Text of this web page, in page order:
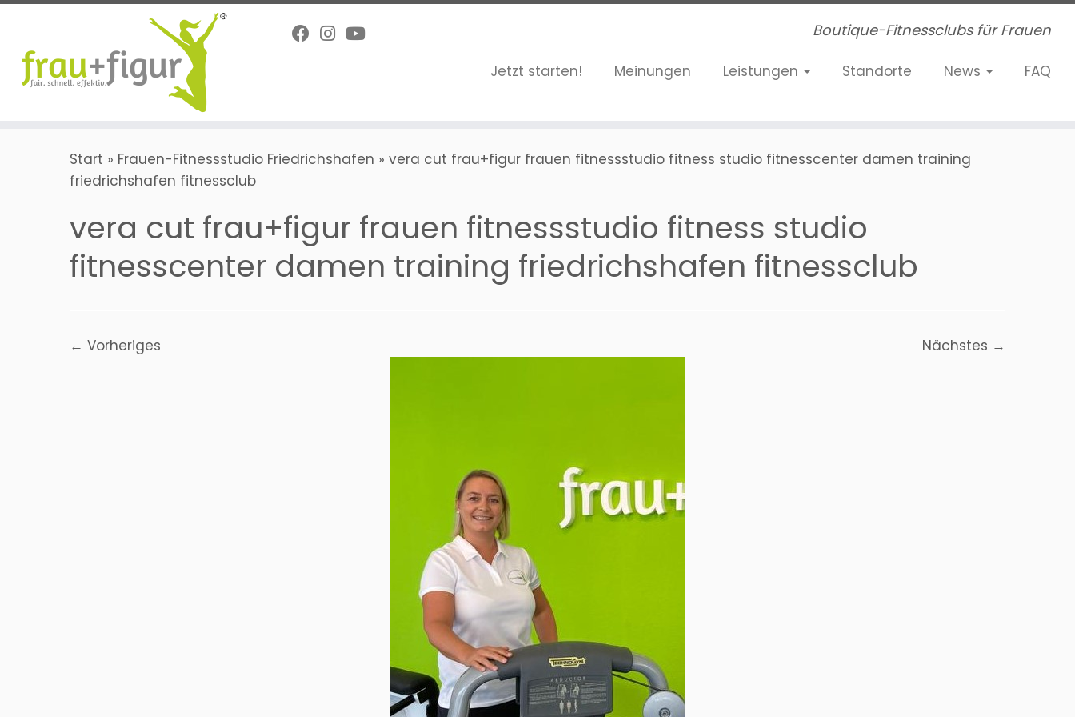
Zum
springen
Boutique-Fitnessclubs für Frauen
Jetzt starten! Meinungen Leistungen Standorte News FAQ
Start » Frauen-Fitnessstudio Friedrichshafen » vera cut frau+figur frauen fitnessstudio fitness studio fitnesscenter damen training
friedrichshafen fitnessclub
vera cut frau+figur frauen fitnessstudio fitness studio
fitnesscenter damen training friedrichshafen fitnessclub
← Vorheriges Nächstes →